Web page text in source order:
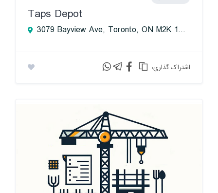
Taps Depot
3079 Bayview Ave, Toronto, ON M2K 1G2, Canada
:اشتراک گذاری